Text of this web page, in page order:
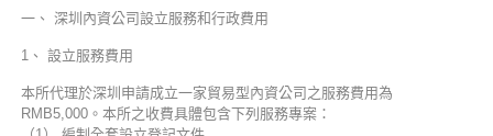
一、 深圳內資公司設立服務和行政費用
1、 設立服務費用
本所代理於深圳申請成立一家貿易型內資公司之服務費用為
RMB5,000。本所之收費具體包含下列服務專案：